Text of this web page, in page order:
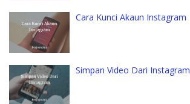
Cara Kunci Akaun Instagram
Simpan Video Dari Instagram